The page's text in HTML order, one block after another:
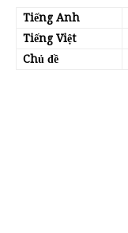
Tiếng Anh
Tiếng Việt
Chủ đề